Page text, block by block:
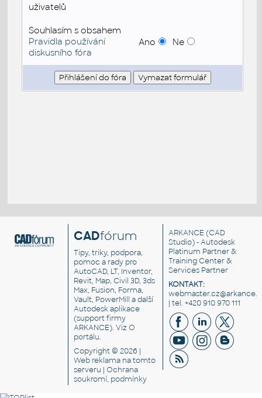
uživatelů
Souhlasím s obsahem
Pravidla používání
diskusního fóra
Ano Ne
CADfórum
Tipy, triky, podpora,
pomoc a rady pro
AutoCAD, LT, Inventor,
Revit, Map, Civil 3D, 3ds
Max, Fusion, Forma,
Vault, PowerMill a další
Autodesk aplikace
(support firmy
ARKANCE). VizO
portálu.
Copyright © 2026 |
Web reklama na tomto
serveru |Ochrana
soukromí, podmínky
ARKANCE (CAD
Studio) - Autodesk
Platinum Partner &
Training Center &
Services Partner
KONTAKT:
| tel. +420 910 970 111